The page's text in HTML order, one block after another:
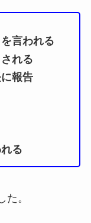
言われる
れる
報告
る
。